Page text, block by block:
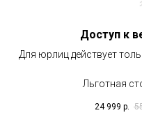
Доступ к
Для юрлиц действует
Льготная
24 999 р.